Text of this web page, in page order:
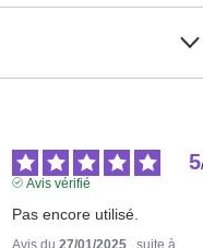
5
Avis vérifié
Pas encore utilisé.
Avis du27/01/2025
, suite à